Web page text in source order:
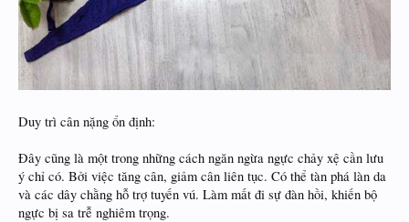
Duy trì cân nặng ổn định:
Đây cũng là một trong những cách ngăn ngừa ngực chảy xệ cần lưu
ý chỉ có. Bởi việc tăng cân, giảm cân liên tục. Có thể tàn phá làn da
và các dây chằng hỗ trợ tuyến vú. Làm mất đi sự đàn hồi, khiến bộ
ngực bị sa trễ nghiêm trọng.